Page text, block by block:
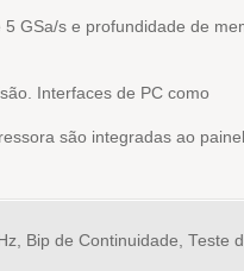
GSa/s e profundidade de
Interfaces de PC como
são integradas ao
Bip de Continuidade, Teste